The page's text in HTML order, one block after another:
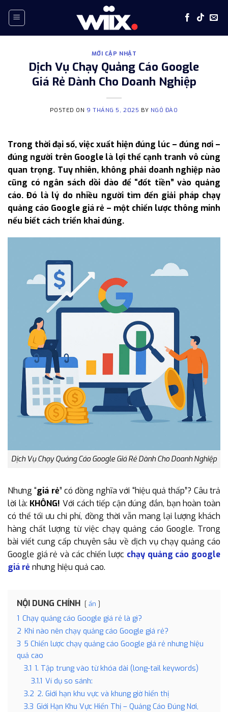
MỚI CẬP NHẬT
Dịch Vụ Chạy Quảng Cáo Google
Giá Rẻ Dành Cho Doanh Nghiệp
POSTED ON 9 THÁNG 5, 2025 BY NGÔ ĐÀO
Trong thời đại số, việc xuất hiện đúng lúc – đúng nơi –
đúng người trên Google là lợi thế cạnh tranh vô cùng
quan trọng. Tuy nhiên, không phải doanh nghiệp nào
cũng có ngân sách dồi dào để “đốt tiền” vào quảng
cáo. Đó là lý do nhiều người tìm đến giải pháp chạy
quảng cáo Google giá rẻ – một chiến lược thông minh
nếu biết cách triển khai đúng.
Dịch Vụ Chạy Quảng Cáo Google Giá Rẻ Dành Cho Doanh Nghiệp
Nhưng “giá rẻ” có đồng nghĩa với “hiệu quả thấp”? Câu trả
lời là: KHÔNG! Với cách tiếp cận đúng đắn, bạn hoàn toàn
có thể tối ưu chi phí, đồng thời vẫn mang lại lượng khách
hàng chất lượng từ việc chạy quảng cáo Google. Trong
bài viết cung cấp chuyên sâu về dịch vụ chạy quảng cáo
Google giá rẻ và các chiến lược chạy quảng cáo google
giá rẻ nhưng hiệu quả cao.
NỘI DUNG CHÍNH ẩn
1 Chạy quảng cáo Google giá rẻ là gì?
2 Khi nào nên chạy quảng cáo Google giá rẻ?
3 5 Chiến lược chạy quảng cáo Google giá rẻ nhưng hiệu
quả cao
3.1 1. Tập trung vào từ khóa dài (long-tail keywords)
3.1.1 Ví dụ so sánh:
3.2 2. Giới hạn khu vực và khung giờ hiển thị
3.3 Giới Hạn Khu Vực Hiển Thị – Quảng Cáo Đúng Nơi,